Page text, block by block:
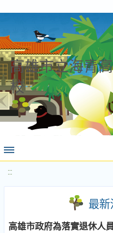
高雄市立海青
校
:::
最新
高雄市政府為落實退休人